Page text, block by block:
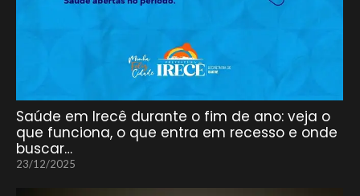
Saúde em Irecê durante o fim de ano: veja o
que funciona, o que entra em recesso e onde
buscar…
23/12/2025